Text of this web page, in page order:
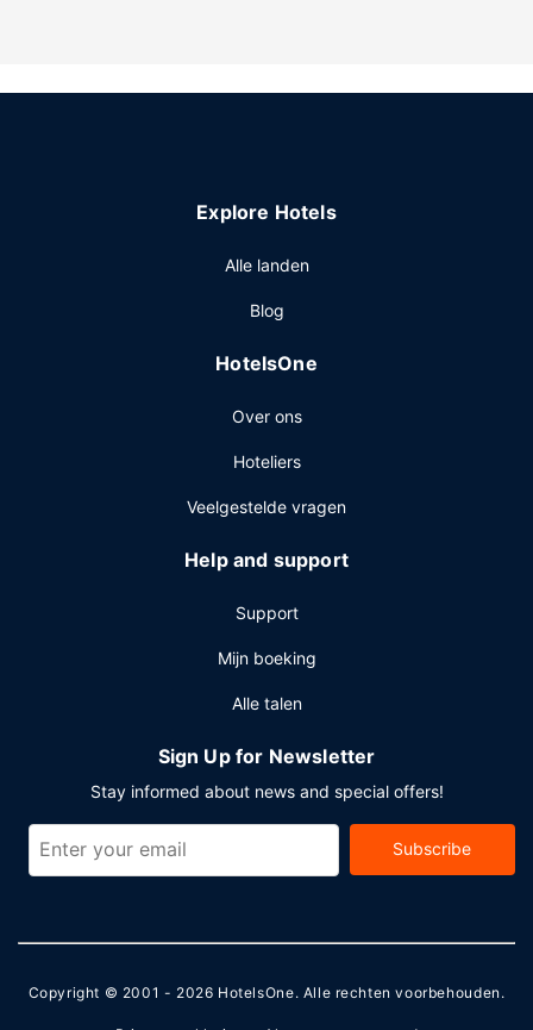
Explore Hotels
Alle landen
Blog
HotelsOne
Over ons
Hoteliers
Veelgestelde vragen
Help and support
Support
Mijn boeking
Alle talen
Sign Up for Newsletter
Stay informed about news and special offers!
Subscribe
Copyright © 2001 - 2026 HotelsOne. Alle rechten voorbehouden.